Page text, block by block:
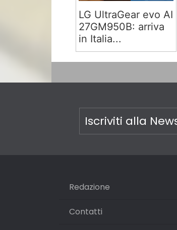
LG UltraGear evo AI
27GM950B: arriva
in Italia...
Iscriviti alla
Redazione
Contatti